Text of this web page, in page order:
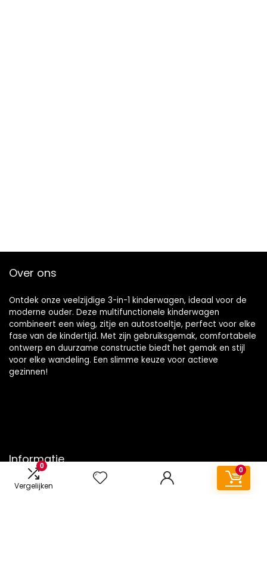
0
Vergelijken
0
Over ons
Ontdek onze veelzijdige 3-in-1 kinderwagen, ideaal voor de
moderne ouder. Deze multifunctionele kinderwagen
combineert een wieg, zitje en autostoeltje, perfect voor elke
fase van de kindertijd. Met zijn gebruiksgemak, comfortabele
ontwerp en duurzame constructie biedt het gemak en stijl
voor elke wandeling. Een slimme keuze voor actieve
gezinnen!
Informatie
Contact